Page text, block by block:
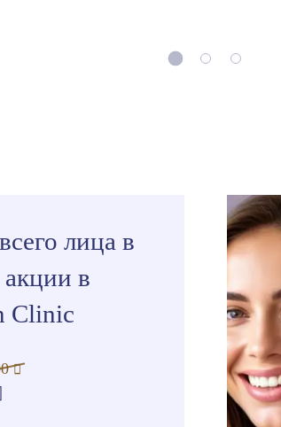
лица в
в
Clinic